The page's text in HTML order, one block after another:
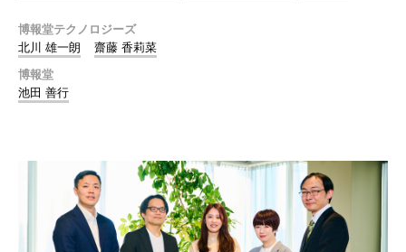
博報堂テクノロジーズ
北川 雄一朗
齋藤 香莉菜
博報堂
池田 善行